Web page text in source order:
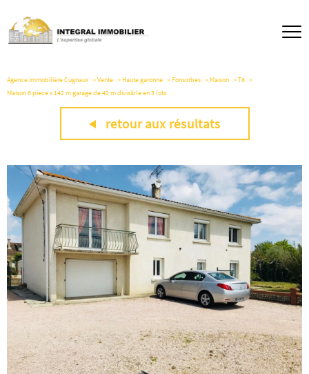
Agence immobilière Cugnaux Vente Haute garonne Fonsorbes Maison
T6
Maison 6 piece s 142 m garage de 42 m divisible en 3 lots
retour aux résultats